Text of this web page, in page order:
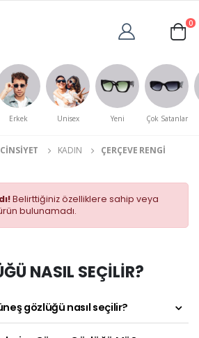
0
Erkek Unisex Yeni Çok Satanlar
CINSIYET KADIN
ÇERÇEVE RENGI
Belirttiğiniz özelliklere sahip veya
bulunamadı.
NASIL SEÇİLİR?
gözlüğü nasıl seçilir?